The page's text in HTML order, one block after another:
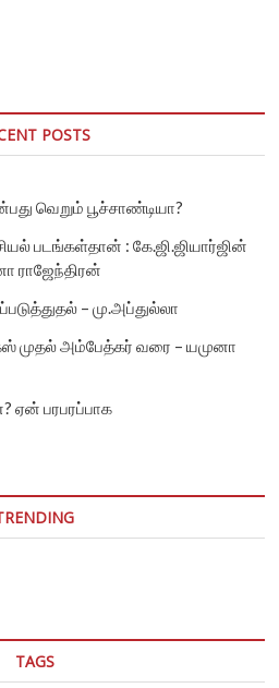
POSTS
வெறும் பூச்சாண்டியா?
படங்கள்தான் : கே.ஜி.ஜியார்ஜின்
ராஜேந்திரன்
– மு.அப்துல்லா
முதல் அம்பேத்கர் வரை – யமுனா
ஏன் பரபரப்பாக
TAGS